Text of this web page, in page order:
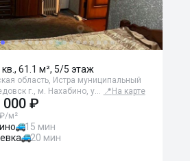
61.1 м², 5/5 этаж
область, Истра муниципальный
г., м. Нахабино, у… 📍 На карте
000 ₽
м²
15 мин
20 мин